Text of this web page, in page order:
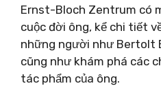
Ernst-Bloch Zentrum có
cuộc đời ông, kể chi tiết
những người như Bertolt
cũng như khám phá các
tác phẩm của ông.